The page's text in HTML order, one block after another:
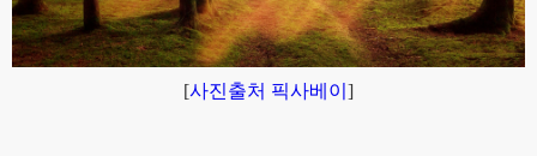
[사진출처 픽사베이 ]